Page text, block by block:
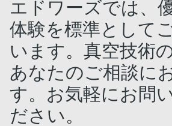
エドワーズでは、
体験を標準として
います。真空技術
あなたのご相談に
す。お気軽にお問
ださい。